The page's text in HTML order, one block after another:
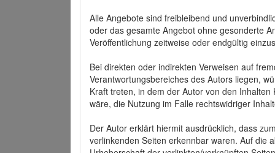
Alle Angebote sind freibleibend und
oder das gesamte Angebot ohne gesonderte
Veröffentlichung zeitweise oder endgültig
Bei direkten oder indirekten Verweisen auf
Verantwortungsbereiches des Autors liegen,
Kraft treten, in dem der Autor von den
wäre, die Nutzung im Falle rechtswidriger
Der Autor erklärt hiermit ausdrücklich, dass
verlinkenden Seiten erkennbar waren. Auf die